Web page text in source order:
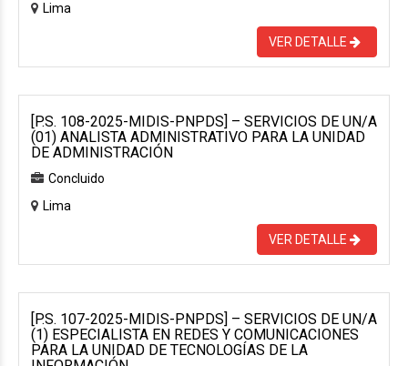
Lima
VER DETALLE
[P.S. 108-2025-MIDIS-PNPDS] – SERVICIOS DE UN/A
(01) ANALISTA ADMINISTRATIVO PARA LA UNIDAD
DE ADMINISTRACIÓN
Concluido
Lima
VER DETALLE
[P.S. 107-2025-MIDIS-PNPDS] – SERVICIOS DE UN/A
(1) ESPECIALISTA EN REDES Y COMUNICACIONES
PARA LA UNIDAD DE TECNOLOGÍAS DE LA